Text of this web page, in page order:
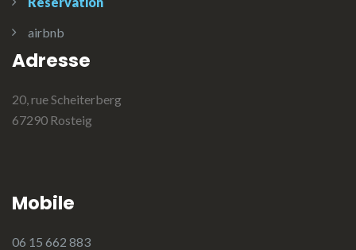
airbnb
Adresse
20, rue Scheiterberg
67290 Rosteig
Mobile
06 15 662 883